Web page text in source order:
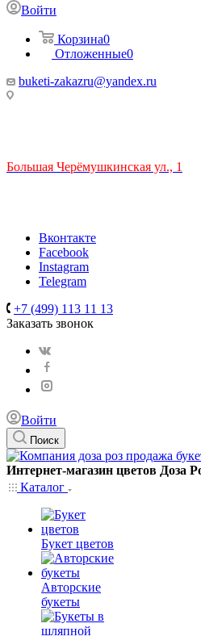
Войти
Корзина0
Отложенные0
buketi-zakazru@yandex.ru
Большая Черёмушкинская ул., 1
Вконтакте
Facebook
Instagram
Telegram
+7 (499) 113 11 13
Заказать звонок
Войти
Поиск
Интернет-магазин цветов Доза
Каталог
Букет цветов
Авторские
букеты